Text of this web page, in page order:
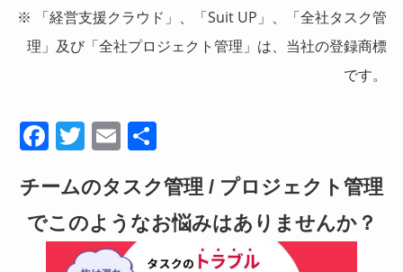
※ 「経営支援クラウド」、「Suit UP」、「全社タスク管
理」及び「全社プロジェクト管理」は、当社の登録商標
です。
F
c
e
b
T
tt
er
E
ail
チームのタスク管理 / プロジェクト管理
でこのようなお悩みはありませんか？